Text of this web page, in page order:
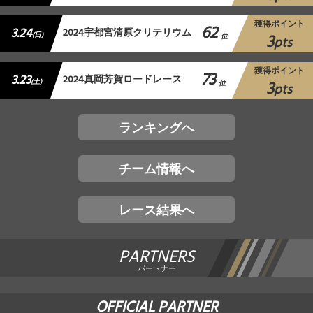
3.24(日) 2024宇都宮清原クリテリウム 62 位
獲得ポイント
3pts
3.23(土) 2024真岡芳賀ロードレース 73 位
獲得ポイント
3pts
ランキングへ
チーム情報へ
レース結果へ
PARTNERS
パートナー
OFFICIAL PARTNER